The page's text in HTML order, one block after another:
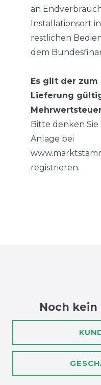
an
Installationsort
restlichen
dem
Es gilt der
Lieferung
Bitte denken
Anlage bei
registrieren.
Noch kein